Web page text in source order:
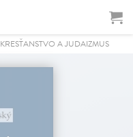
KRESŤANSTVO A JUDAIZMUS